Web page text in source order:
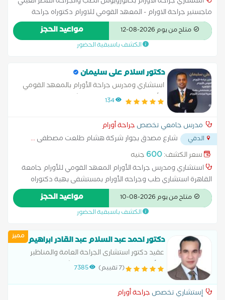
#جراحات أورام النساء : استئصال أورام الرحم و عنق الرحم. استئصال
أورام المبيض. استئصال أورام الغشاء البروتوني ، و الهايبك. استئصال
أورام المهبل. #جراحات أورام المسالك : استئصال أورام الكلي.
استئصال أورام الغدة الكظرية. استئصال أورام المثانة. #جراحات أورام
استئصال أورام القفص الصدري. استئصال ثانويات الرئة. #جراحات أورام
الأنسجة الرخوية : استئصال أورام الأنسجة الرخوية بالجسم. #جراحات
أورام الاطفال. استئصال الكلي. استئصال الغدة الكظرية. استئصال
أورام الكبد. استئصال أورام الراس و الرقبة. استئصال المبيض.
استئصال أورام الأنسجة الرخوية. استئصال ثانويات بالرئة. #الجراحات
الميكرسكوبية. #جراحات المناظير. #استئصال الأورام المتقدمة.
#الجراحات التلطيفية. #تركيب البورت كاث.
ماجستير جراحة الاورام - المعهد القومي للاورام دكتوراه جراحة
الاورام - المعهد القومي للاورام - جامعة القاهرة
متاح من يوم 2026-08-12 مواعيد الحجز
الكشف باسبقية الحضور
دكتور اسلام على سليمان
استشاري ومدرس جراحة الأورام بالمعهد القومي
للأورام جامعة القاهرة ومستشفى بهية
134
مدرس جامعي تخصص جراحة أورام
الدقي شارع مصدق بجوار شركة هشام طلعت مصطفى...
سعر الكشف:600 جنيه
استشاري ومدرس جراحة الأورام المعهد القومي للأورام جامعة
القاهرة استشاري طب وجراحه الأورام بمستشفى بهية دكتوراه
جراحه الأورام كليه طب القصر العيني عضو الجمعيه المصريه لجراحات
الاورام الكشف والتدخل الجراحي لأورام: الثدي الغدد القولون الأورام
متاح من يوم 2026-08-10 مواعيد الحجز
الكشف باسبقية الحضور
مميز دكتور احمد عبد السلام عبد القادر ابراهيم
عقيد دكتور استشارى الجراحة العامة والمناظير
والأورام بالقوات المسلحة بمستشفيات القوات
انجلترا
(7 تقييم) 7385
إستشاري تخصص جراحة أورام